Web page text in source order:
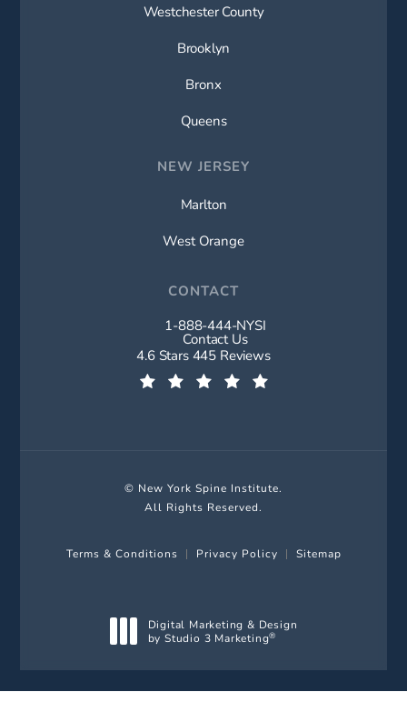
Westchester County
Brooklyn
Bronx
Queens
NEW JERSEY
Marlton
West Orange
CONTACT
Call New York Spine Institute on
1-888-444-NYSI
Contact Us
New York Spine Institute reviews:
4.6 Stars 445 Reviews
© New York Spine Institute.
All Rights Reserved.
Terms & Conditions Privacy Policy Sitemap
Digital Marketing & Design
by Studio 3 Marketing®